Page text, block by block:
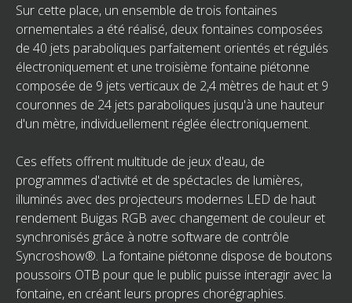
Sur cette place, un ensemble de trois fontaines
ornementales a été réalisé, deux fontaines composées
de 40 jets paraboliques parfaitement orientés et régulés
électroniquement et une troisième fontaine piétonne
composée de 9 jets verticaux de 2,4 mètres de haut et 9
couronnes de 24 jets paraboliques jusqu'à une hauteur
d'un mètre, individuellement réglée électroniquement.
Ces effets offrent multitude de jeux d'eau, de
programmes d'activité et de spéctacles de lumières,
illuminés avec des projecteurs modernes LED de haut
rendement Buigas RGB avec changement de couleur et
synchronisés grâce à notre software de contrôle
Syncroshow®. La fontaine piétonne dispose de boutons
poussoirs OTB pour que le public puisse interagir avec la
fontaine, en créant leurs propres chorégraphies.